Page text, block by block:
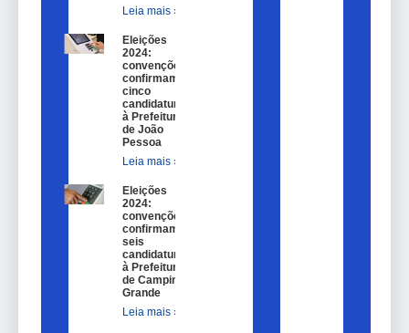
Leia mais »
Eleições
2024:
convenções
confirmam
cinco
candidaturas
à Prefeitura
de João
Pessoa
Leia mais »
Eleições
2024:
convenções
confirmam
seis
candidaturas
à Prefeitura
de Campina
Grande
Leia mais »